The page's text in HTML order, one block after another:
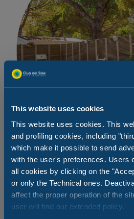
This website uses cookies
This website uses cookies. This
and profiling cookies, including
which make it possible to send
with the user's preferences. Users
all cookies by clicking on the
or only the Technical ones.
affect the proper operation of the
user will find our extended policy.
Godziny otwarcia
Masażyści są dostępni tylko po
Nie czekaj! Przyjdź i wypróbuj